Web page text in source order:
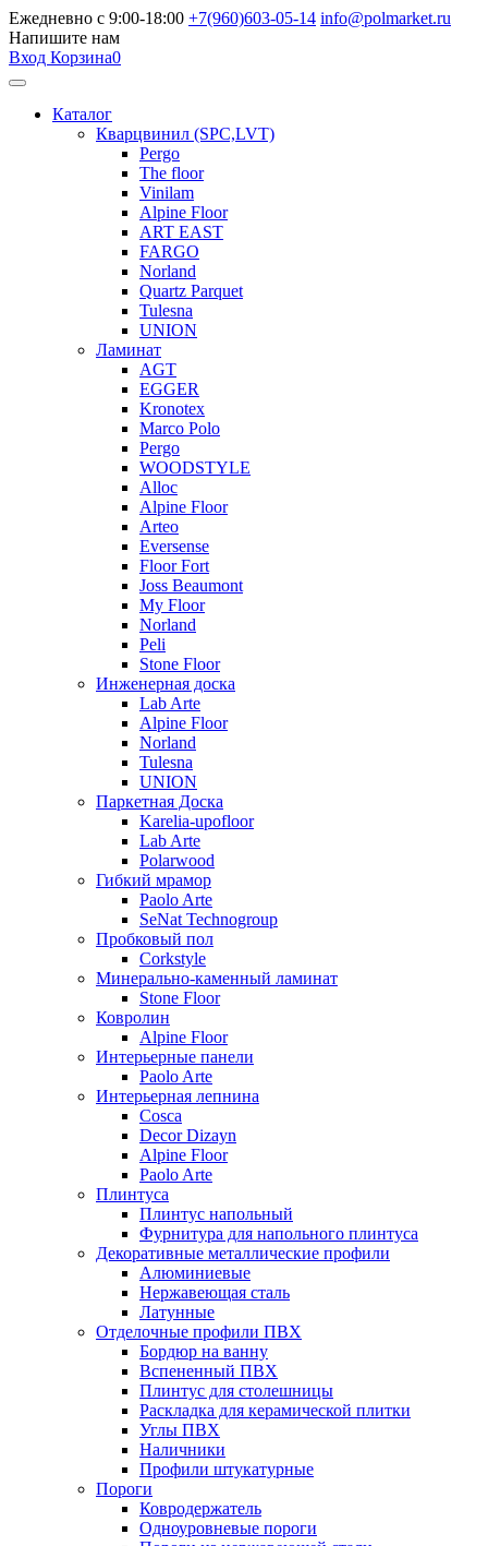
Ежедневно с 9:00-18:00 +7(960)603-05-14 info@polmarket.ru
Напишите нам
Вход Корзина0
Каталог
Кварцвинил (SPC,LVT)
Pergo
The floor
Vinilam
Alpine Floor
ART EAST
FARGO
Norland
Quartz Parquet
Tulesna
UNION
Ламинат
AGT
EGGER
Kronotex
Marco Polo
Pergo
WOODSTYLE
Alloc
Alpine Floor
Arteo
Eversense
Floor Fort
Joss Beaumont
My Floor
Norland
Peli
Stone Floor
Инженерная доска
Lab Arte
Alpine Floor
Norland
Tulesna
UNION
Паркетная Доска
Karelia-upofloor
Lab Arte
Polarwood
Гибкий мрамор
Paolo Arte
SeNat Technogroup
Пробковый пол
Corkstyle
Минерально-каменный ламинат
Stone Floor
Ковролин
Alpine Floor
Интерьерные панели
Paolo Arte
Интерьерная лепнина
Cosca
Decor Dizayn
Alpine Floor
Paolo Arte
Плинтуса
Плинтус напольный
Фурнитура для напольного плинтуса
Декоративные металлические профили
Алюминиевые
Нержавеющая сталь
Латунные
Отделочные профили ПВХ
Бордюр на ванну
Вспененный ПВХ
Плинтус для столешницы
Раскладка для керамической плитки
Углы ПВХ
Наличники
Профили штукатурные
Пороги
Ковродержатель
Одноуровневые пороги